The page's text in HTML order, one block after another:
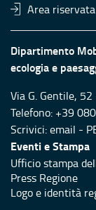
Area riservata
Dipartimento
ecologia e
Via G. Gentile,
Telefono: +39
Scrivici:email -
Eventi e Stampa
Ufficio stampa
Press Regione
Logo e identità